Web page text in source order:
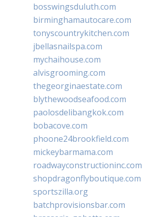
bosswingsduluth.com
birminghamautocare.com
tonyscountrykitchen.com
jbellasnailspa.com
mychaihouse.com
alvisgrooming.com
thegeorginaestate.com
blythewoodseafood.com
paolosdelibangkok.com
bobacove.com
phoone24brookfield.com
mickeybarmama.com
roadwayconstructioninc.com
shopdragonflyboutique.com
sportszilla.org
batchprovisionsbar.com